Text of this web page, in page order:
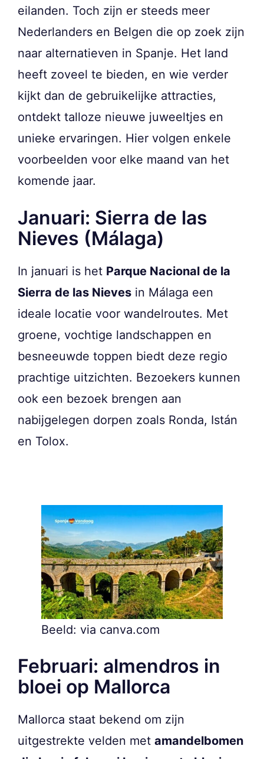
eilanden. Toch zijn er steeds meer
Nederlanders en Belgen die op zoek zijn
naar alternatieven in Spanje. Het land
heeft zoveel te bieden, en wie verder
kijkt dan de gebruikelijke attracties,
ontdekt talloze nieuwe juweeltjes en
unieke ervaringen. Hier volgen enkele
voorbeelden voor elke maand van het
komende jaar.
Januari: Sierra de las
Nieves (Málaga)
In januari is het Parque Nacional de la
Sierra de las Nieves in Málaga een
ideale locatie voor wandelroutes. Met
groene, vochtige landschappen en
besneeuwde toppen biedt deze regio
prachtige uitzichten. Bezoekers kunnen
ook een bezoek brengen aan
nabijgelegen dorpen zoals Ronda, Istán
en Tolox.
Beeld: via canva.com
Februari: almendros in
bloei op Mallorca
Mallorca staat bekend om zijn
uitgestrekte velden met amandelbomen